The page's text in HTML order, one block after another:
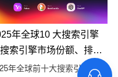
年全球10 大搜索引擎
索引擎市场份额、排名
年全球前十大搜索引擎排名